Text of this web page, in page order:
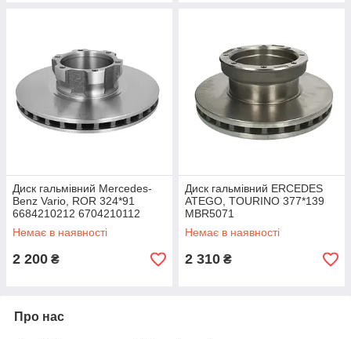
Диск гальмівний Mercedes-
Benz Vario, ROR 324*91
6684210212 6704210112
6704210312 MBR1589
MBR5039
Немає в наявності
2 200 ₴
Диск гальмівний ERCEDES
ATEGO, TOURINO 377*139
MBR5071
Немає в наявності
2 310 ₴
Про нас